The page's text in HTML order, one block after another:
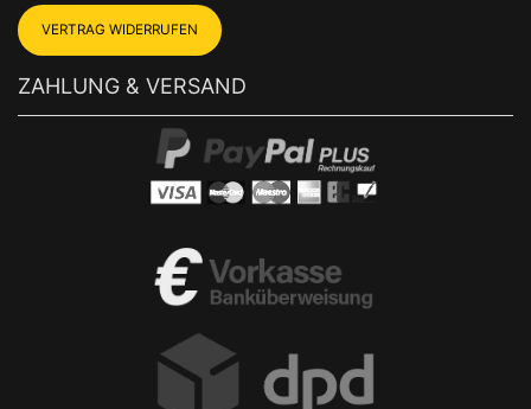
VERTRAG WIDERRUFEN
ZAHLUNG & VERSAND